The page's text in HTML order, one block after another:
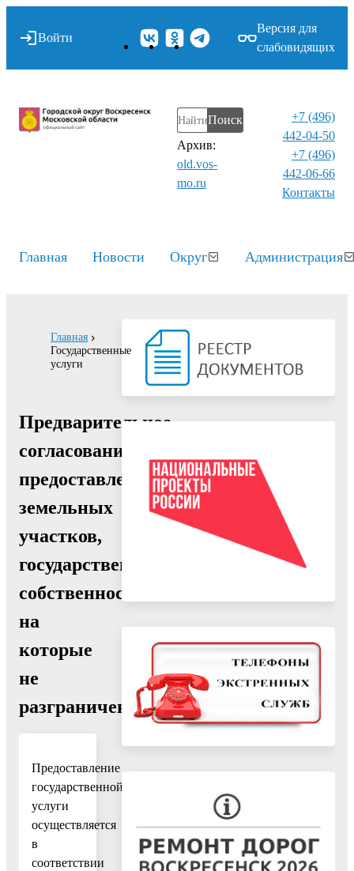
Войти
Версия для
слабовидящих
Поиск
Архив:
old.vos-
mo.ru
+7 (496)
442-04-50
+7 (496)
442-06-66
Контакты⁠
Главная Новости Округ Администрация
Главная
Государственные
услуги
Предварительное
согласование
предоставления
земельных
участков,
государственная
собственность
на
которые
не
разграничена
Предоставление
государственной
услуги
осуществляется
в
соответствии